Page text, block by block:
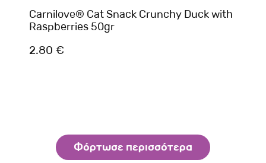
Carnilove® Cat Snack Crunchy Duck with
Raspberries 50gr
2.80 €
Φόρτωσε περισσότερα